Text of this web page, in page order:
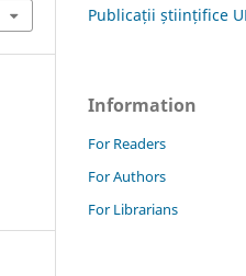
Publicații științifice
Information
For Readers
For Authors
For Librarians